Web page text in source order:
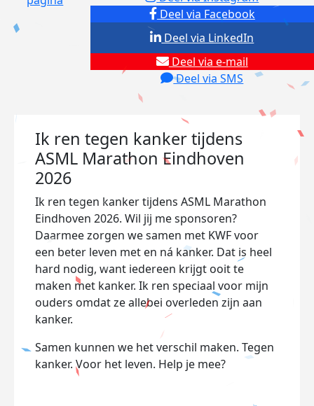
Deel via Facebook
Deel via e-mail
Deel via SMS
Deel via LinkedIn
Ik ren tegen kanker tijdens
ASML Marathon Eindhoven
2026
Ik ren tegen kanker tijdens ASML Marathon
Eindhoven 2026. Wil jij me sponsoren?
Daarmee zorgen we samen met KWF voor
een beter leven met en ná kanker. Dat is heel
hard nodig, want iedereen krijgt ooit te
maken met kanker. Ik ren speciaal voor mijn
ouders omdat ze allebei overleden zijn aan
kanker.
Samen kunnen we het verschil maken. Tegen
kanker. Voor het leven. Help je mee?